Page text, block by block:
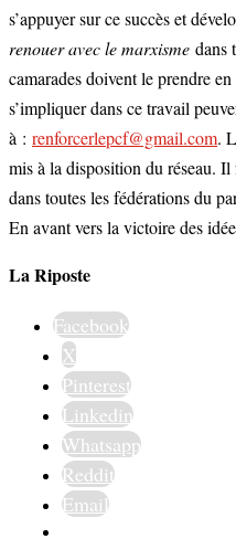
s’appuyer sur ce succès et
renouer avec le marxisme dans
camarades doivent le prendre
s’impliquer dans ce travail
à : renforcerlepcf@gmail.com.
mis à la disposition du réseau.
dans toutes les fédérations du
En avant vers la victoire des
La Riposte
Facebook
X
Pinterest
Linkedin
Whatsapp
Reddit
Email